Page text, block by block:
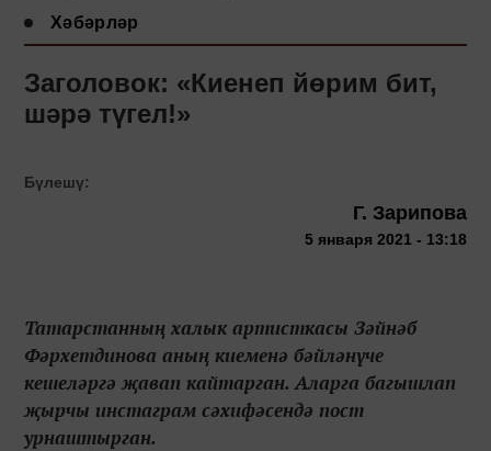
Хәбәрләр
Заголовок: «Киенеп йөрим бит,
шәрә түгел!»
Бүлешү:
Г. Зарипова
5 января 2021 - 13:18
Татарстанның халык артисткасы Зәйнәб
Фәрхетдинова аның киеменә бәйләнүче
кешеләргә җавап кайтарган. Аларга багышлап
җырчы инстаграм сәхифәсендә пост
урнаштырган.